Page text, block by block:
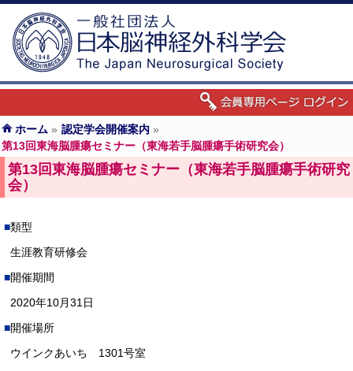
ホーム » 認定学会開催案内 »
第13回東海脳腫瘍セミナー（東海若手脳腫瘍手術研究会）
第13回東海脳腫瘍セミナー（東海若手脳腫瘍手術研究
会）
類型
生涯教育研修会
開催期間
2020年10月31日
開催場所
ウインクあいち 1301号室